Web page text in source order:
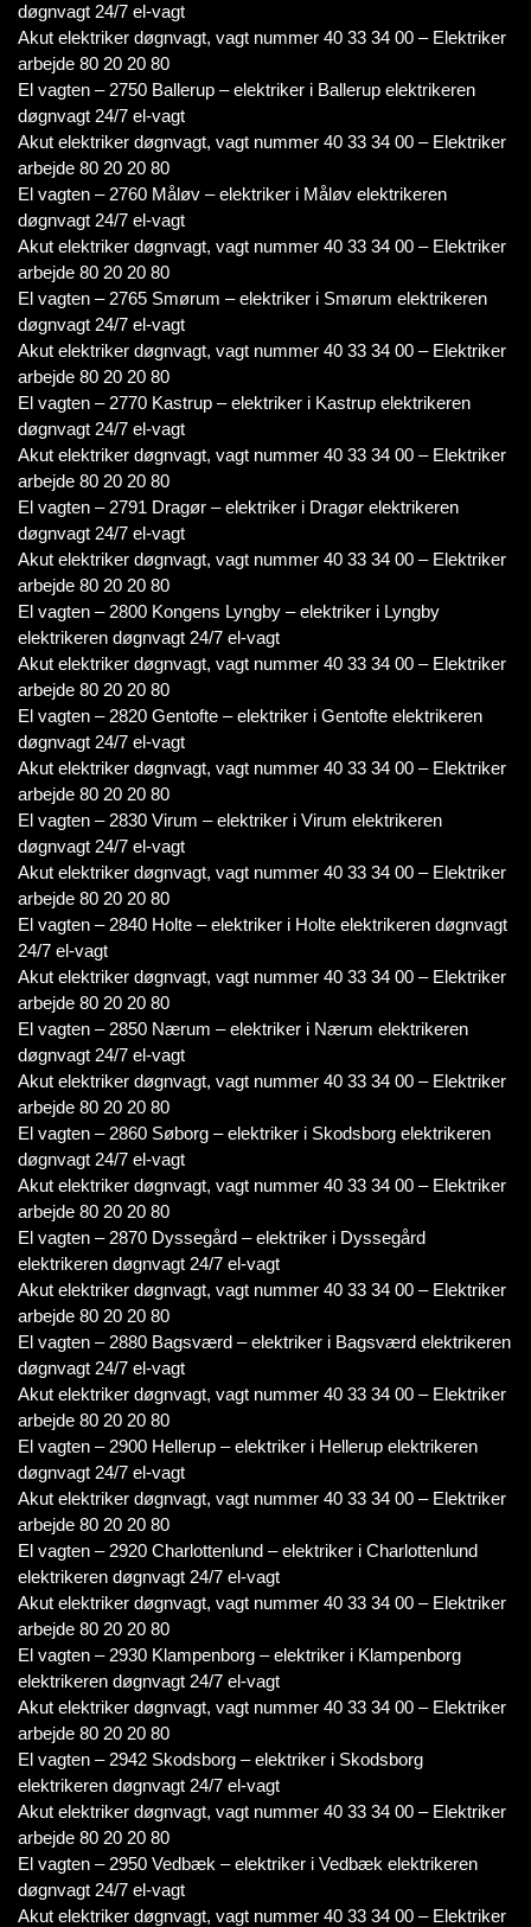
døgnvagt 24/7 el-vagt
Akut elektriker døgnvagt, vagt nummer 40 33 34 00 – Elektriker
arbejde 80 20 20 80
El vagten – 2750 Ballerup – elektriker i Ballerup elektrikeren
døgnvagt 24/7 el-vagt
Akut elektriker døgnvagt, vagt nummer 40 33 34 00 – Elektriker
arbejde 80 20 20 80
El vagten – 2760 Måløv – elektriker i Måløv elektrikeren
døgnvagt 24/7 el-vagt
Akut elektriker døgnvagt, vagt nummer 40 33 34 00 – Elektriker
arbejde 80 20 20 80
El vagten – 2765 Smørum – elektriker i Smørum elektrikeren
døgnvagt 24/7 el-vagt
Akut elektriker døgnvagt, vagt nummer 40 33 34 00 – Elektriker
arbejde 80 20 20 80
El vagten – 2770 Kastrup – elektriker i Kastrup elektrikeren
døgnvagt 24/7 el-vagt
Akut elektriker døgnvagt, vagt nummer 40 33 34 00 – Elektriker
arbejde 80 20 20 80
El vagten – 2791 Dragør – elektriker i Dragør elektrikeren
døgnvagt 24/7 el-vagt
Akut elektriker døgnvagt, vagt nummer 40 33 34 00 – Elektriker
arbejde 80 20 20 80
El vagten – 2800 Kongens Lyngby – elektriker i Lyngby
elektrikeren døgnvagt 24/7 el-vagt
Akut elektriker døgnvagt, vagt nummer 40 33 34 00 – Elektriker
arbejde 80 20 20 80
El vagten – 2820 Gentofte – elektriker i Gentofte elektrikeren
døgnvagt 24/7 el-vagt
Akut elektriker døgnvagt, vagt nummer 40 33 34 00 – Elektriker
arbejde 80 20 20 80
El vagten – 2830 Virum – elektriker i Virum elektrikeren
døgnvagt 24/7 el-vagt
Akut elektriker døgnvagt, vagt nummer 40 33 34 00 – Elektriker
arbejde 80 20 20 80
El vagten – 2840 Holte – elektriker i Holte elektrikeren døgnvagt
24/7 el-vagt
Akut elektriker døgnvagt, vagt nummer 40 33 34 00 – Elektriker
arbejde 80 20 20 80
El vagten – 2850 Nærum – elektriker i Nærum elektrikeren
døgnvagt 24/7 el-vagt
Akut elektriker døgnvagt, vagt nummer 40 33 34 00 – Elektriker
arbejde 80 20 20 80
El vagten – 2860 Søborg – elektriker i Skodsborg elektrikeren
døgnvagt 24/7 el-vagt
Akut elektriker døgnvagt, vagt nummer 40 33 34 00 – Elektriker
arbejde 80 20 20 80
El vagten – 2870 Dyssegård – elektriker i Dyssegård
elektrikeren døgnvagt 24/7 el-vagt
Akut elektriker døgnvagt, vagt nummer 40 33 34 00 – Elektriker
arbejde 80 20 20 80
El vagten – 2880 Bagsværd – elektriker i Bagsværd elektrikeren
døgnvagt 24/7 el-vagt
Akut elektriker døgnvagt, vagt nummer 40 33 34 00 – Elektriker
arbejde 80 20 20 80
El vagten – 2900 Hellerup – elektriker i Hellerup elektrikeren
døgnvagt 24/7 el-vagt
Akut elektriker døgnvagt, vagt nummer 40 33 34 00 – Elektriker
arbejde 80 20 20 80
El vagten – 2920 Charlottenlund – elektriker i Charlottenlund
elektrikeren døgnvagt 24/7 el-vagt
Akut elektriker døgnvagt, vagt nummer 40 33 34 00 – Elektriker
arbejde 80 20 20 80
El vagten – 2930 Klampenborg – elektriker i Klampenborg
elektrikeren døgnvagt 24/7 el-vagt
Akut elektriker døgnvagt, vagt nummer 40 33 34 00 – Elektriker
arbejde 80 20 20 80
El vagten – 2942 Skodsborg – elektriker i Skodsborg
elektrikeren døgnvagt 24/7 el-vagt
Akut elektriker døgnvagt, vagt nummer 40 33 34 00 – Elektriker
arbejde 80 20 20 80
El vagten – 2950 Vedbæk – elektriker i Vedbæk elektrikeren
døgnvagt 24/7 el-vagt
Akut elektriker døgnvagt, vagt nummer 40 33 34 00 – Elektriker